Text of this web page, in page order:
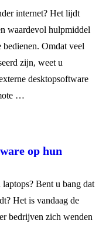
internet? Het lijdt
waardevol hulpmiddel
Omdat veel
zijn, weet u
desktopsoftware
…
op hun
Bent u bang dat
Het is vandaag de
bedrijven zich wenden